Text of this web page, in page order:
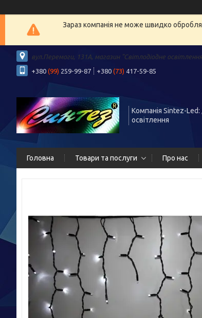
Зараз компанія не може швидко
вул.Перемоги, 131А, магазин "Світлодіодне
+380 (99) 259-99-87 +380 (73) 417-59-85
Компанія Sintez-
освітлення
Головна Товари та послуги Про нас